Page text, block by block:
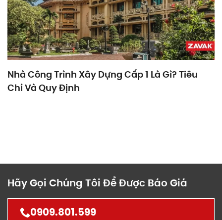
Nhà Công Trình Xây Dựng Cấp 1 Là Gì? Tiêu
Chí Và Quy Định
Hãy Gọi Chúng Tôi Để Được Báo Giá
0909.801.599